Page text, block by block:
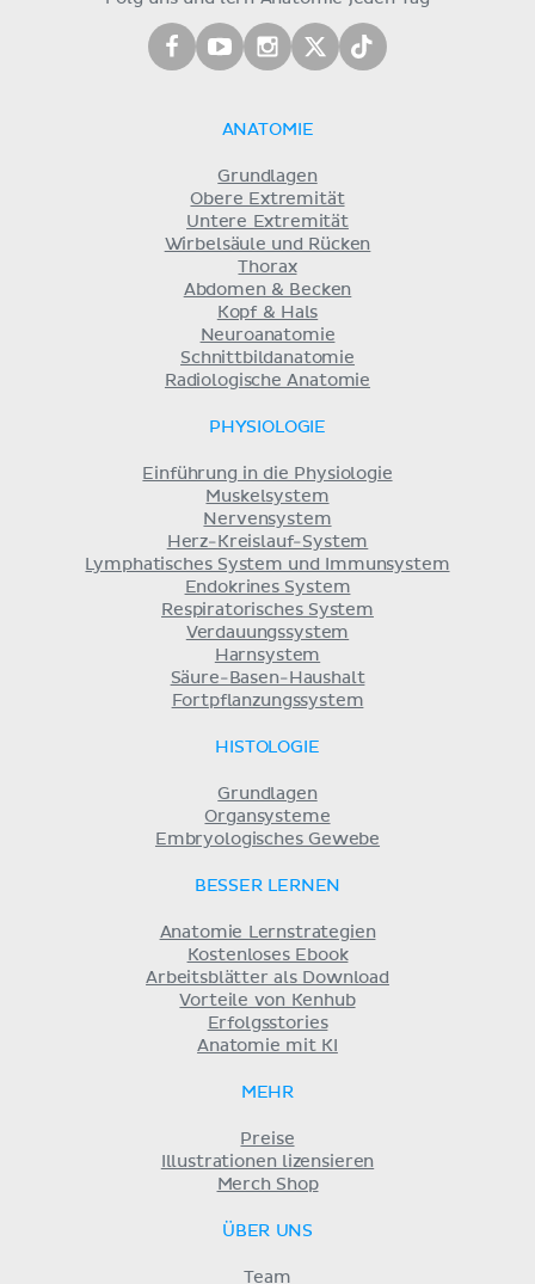
ANATOMIE
Grundlagen
Obere Extremität
Untere Extremität
Wirbelsäule und Rücken
Thorax
Abdomen & Becken
Kopf & Hals
Neuroanatomie
Schnittbildanatomie
Radiologische Anatomie
PHYSIOLOGIE
Einführung in die Physiologie
Muskelsystem
Nervensystem
Herz-Kreislauf-System
Lymphatisches System und Immunsystem
Endokrines System
Respiratorisches System
Verdauungssystem
Harnsystem
Säure-Basen-Haushalt
Fortpflanzungssystem
HISTOLOGIE
Grundlagen
Organsysteme
Embryologisches Gewebe
BESSER LERNEN
Anatomie Lernstrategien
Kostenloses Ebook
Arbeitsblätter als Download
Vorteile von Kenhub
Erfolgsstories
Anatomie mit KI
MEHR
Preise
Illustrationen lizensieren
Merch Shop
ÜBER UNS
Team